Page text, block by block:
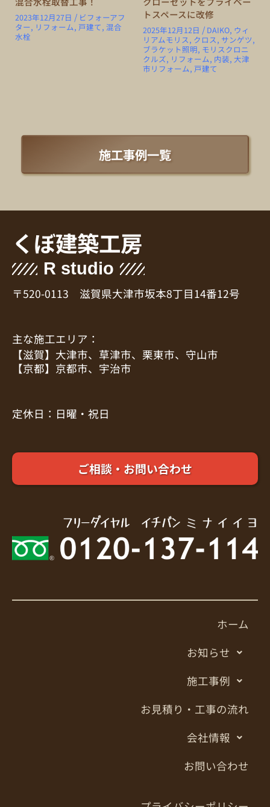
2023年12月27日 / ビフォーアフ
ター, リフォーム, 戸建て, 混合
水栓
トスペースに改修
2025年12月12日 / DAIKO, ウィ
リアムモリス, クロス, サンゲツ,
ブラケット照明, モリスクロニ
クルズ, リフォーム, 内装, 大津
市リフォーム, 戸建て
施工事例一覧
くぼ建築工房
R studio
〒520-0113 滋賀県大津市坂本8丁目14番12号
主な施工エリア：
【滋賀】大津市、草津市、栗東市、守山市
【京都】京都市、宇治市
定休日：日曜・祝日
ご相談・お問い合わせ
ホーム
お知らせ
施工事例
お見積り・工事の流れ
会社情報
お問い合わせ